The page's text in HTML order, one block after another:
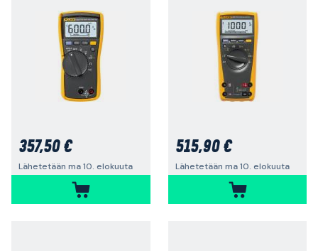
357,50 €
Lähetetään ma 10. elokuuta
515,90 €
Lähetetään ma 10. elokuuta